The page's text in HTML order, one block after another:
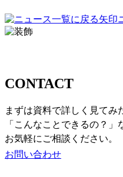
CONTACT
まずは資料で詳しく見てみ
「こんなことできるの？」
お気軽にご相談ください。
お問い合わせ